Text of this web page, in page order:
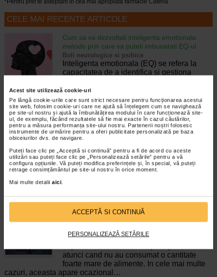
Acest site utilizează cookie-uri
Pe lângă cookie-urile care sunt strict necesare pentru funcționarea acestui
site web, folosim cookie-uri care ne ajută să înțelegem cum se navighează
pe site-ul nostru și ajută la îmbunătățirea modului în care funcționează site-
ul, de exemplu, făcând rezultatele să fie mai exacte în cazul căutărilor,
pentru a măsura performanța site-ului nostru. Partenerii noștri folosesc
instrumente de urmărire pentru a oferi publicitate personalizată pe baza
obiceiurilor dvs. de navigare.
Puteți face clic pe „Acceptă si continuă” pentru a fi de acord cu aceste
utilizări sau puteți face clic pe „Personalizează setările” pentru a vă
configura opțiunile. Vă puteți modifica preferințele și, în special, vă puteți
retrage consimțământul pe site-ul nostru în orice moment.
Mai multe detalii aici.
ACCEPTĂ SI CONTINUĂ
PERSONALIZEAZĂ SETĂRILE
*Pentru pret te asteptam in cea mai apropiata farmacie Catena
CELE MAI RECENTE ARTICOLE
Cum sa va dezvoltati inteligenta emotionala:
metode prin care va puteti imbunatati EQ-ul
Boli neurologice si psihice
Inteligenta emotionala (EQ) se refera la
capacitatea de a identifica si gestiona
In general, se spune ca inteligenta
emotionala cuprinde cateva abilitati:…
Timp de citire:4 minute, 39 secunde 6 august 2026
Enurezis: cauze, factori declansatori si solutii
Sistem urinar
Enurezisul este termenul medical pentru
pierderea accidentala de urina, de obicei in
timpul somnului. Este o afectiune frecventa
atat in randul copiilor, cat si al adultilor.
Timp de citire:4 minute, 32 secunde 28 iulie 2026
Senzatia de prea plin: cand indica o afectiune si
cum o tratati
Boli ale sistemului digestiv
Multi oameni au experimentat macar o data
atunci cand nu au consumat o cantitate
foarte mare de alimente. In cele mai multe
cazuri, aceasta apare ocazional…